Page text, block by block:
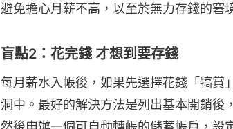
避免擔心月薪不高，以至於無力存錢的窘
盲點2：花完錢 才想到要存錢
每月薪水入帳後，如果先選擇花錢「犒賞
洞中。最好的解決方法是列出基本開銷後